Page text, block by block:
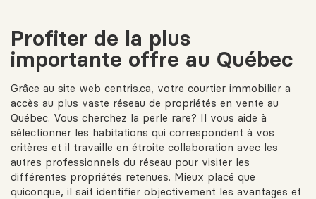
Profiter de la plus
importante offre au Québec
Grâce au site web centris.ca, votre courtier immobilier a
accès au plus vaste réseau de propriétés en vente au
Québec. Vous cherchez la perle rare? Il vous aide à
sélectionner les habitations qui correspondent à vos
critères et il travaille en étroite collaboration avec les
autres professionnels du réseau pour visiter les
différentes propriétés retenues. Mieux placé que
quiconque, il sait identifier objectivement les avantages et